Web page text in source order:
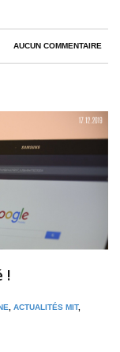
AUCUN COMMENTAIRE
!
ACTUALITÉS MIT,